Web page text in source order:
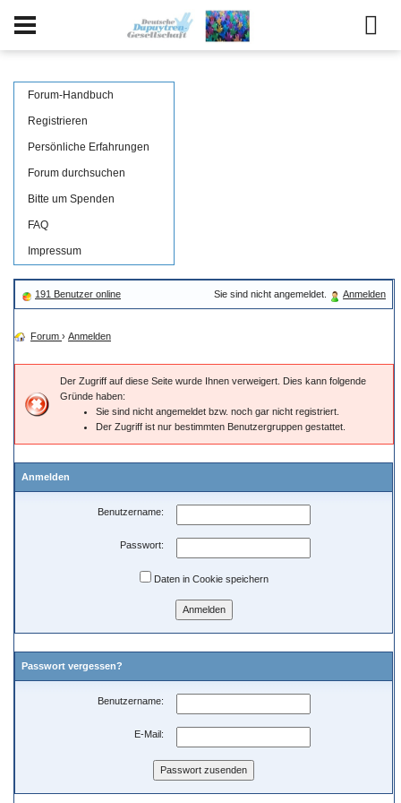
Forum-Handbuch
Registrieren
Persönliche Erfahrungen
Forum durchsuchen
Bitte um Spenden
FAQ
Impressum
191 Benutzer online Sie sind nicht angemeldet. Anmelden
Forum › Anmelden
Der Zugriff auf diese Seite wurde Ihnen verweigert. Dies kann folgende
Gründe haben:
Sie sind nicht angemeldet bzw. noch gar nicht registriert.
Der Zugriff ist nur bestimmten Benutzergruppen gestattet.
Anmelden
Benutzername:
Passwort:
Daten in Cookie speichern
Passwort vergessen?
Benutzername:
E-Mail: